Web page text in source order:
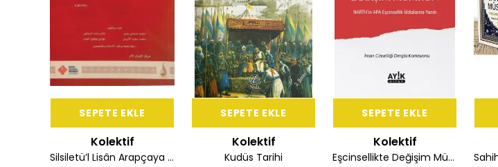
SEPETE EKLE
Kolektif
Silsiletü’l Lisân Arapçaya Giriş-1/ Temhidi-1
SEPETE EKLE
Kolektif
Kudüs Tarihi
SEPETE EKLE
Kolektif
Eşcinsellikte Değişim Mümkün